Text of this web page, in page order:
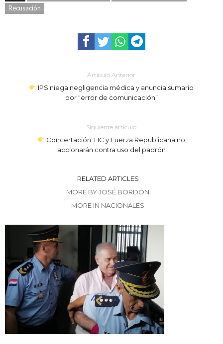
Recusación
Artículo Anterior
IPS niega negligencia médica y anuncia sumario
por “error de comunicación”
Siguiente artículo
Concertación: HC y Fuerza Republicana no
accionarán contra uso del padrón
RELATED ARTICLES
MORE BY JOSÉ BORDÓN
MORE IN NACIONALES